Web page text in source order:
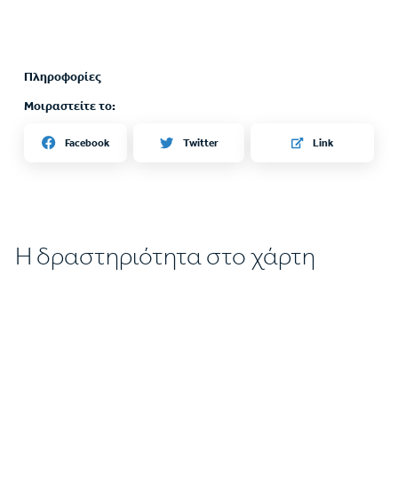
Πληροφορίες
Μοιραστείτε το:
Facebook Twitter Link
Η δραστηριότητα στο χάρτη